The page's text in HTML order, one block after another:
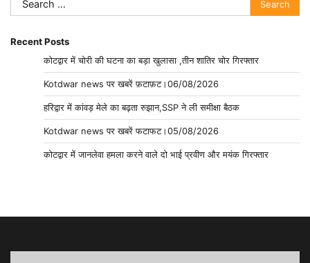
for:
Recent Posts
कोटद्वार में चोरी की घटना का बड़ा खुलासा ,तीन शातिर चोर गिरफ्तार
Kotdwar news पर खबरें फ़टाफ़ट।06/08/2026
हरिद्वार में कांवड़ मेले का बढ़ता रुझान,SSP ने ली समीक्षा बैठक
Kotdwar news पर खबरें फटाफट।05/08/2026
कोटद्वार में जानलेवा हमला करने वाले दो भाई प्रवीण और मयंक गिरफ्तार